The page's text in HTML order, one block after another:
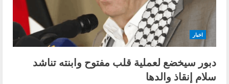
اخبار
دبور سيخضع لعملية قلب مفتوح وابنته تناشد
سلام إنقاذ والدها